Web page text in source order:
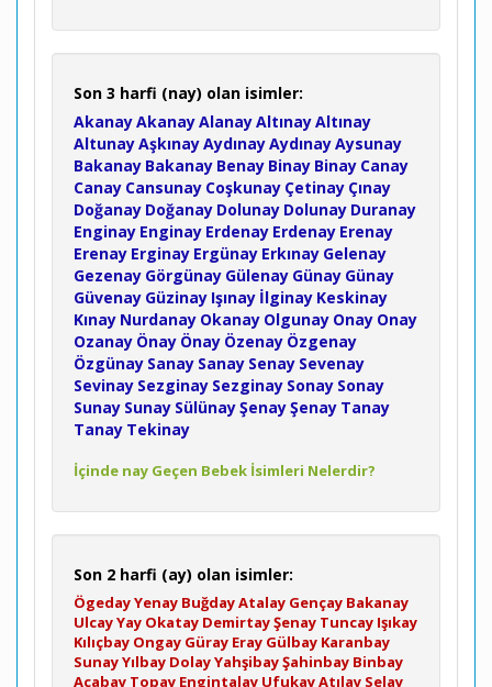
Son 3 harfi (nay) olan isimler:
AkanayAkanayAlanayAltınayAltınay
AltunayAşkınayAydınayAydınayAysunay
Bakanay Bakanay Benay Binay Binay Canay
Canay Cansunay Coşkunay Çetinay Çınay
Doğanay Doğanay Dolunay Dolunay Duranay
Enginay Enginay Erdenay Erdenay Erenay
Erenay Erginay Ergünay Erkınay Gelenay
Gezenay Görgünay Gülenay Günay Günay
Güvenay Güzinay Işınay İlginay Keskinay
Kınay Nurdanay Okanay Olgunay Onay Onay
Ozanay Önay Önay Özenay Özgenay
Özgünay Sanay Sanay Senay Sevenay
Sevinay Sezginay Sezginay Sonay Sonay
Sunay Sunay SülünayŞenayŞenay Tanay
Tanay Tekinay
İçinde nay Geçen Bebek İsimleri Nelerdir?
Son 2 harfi (ay) olan isimler:
ÖgedayYenay BuğdayAtalay Gençay Bakanay
UlcayYay Okatay DemirtayŞenay Tuncay Işıkay
Kılıçbay Ongay Güray Eray Gülbay Karanbay
SunayYılbay DolayYahşibayŞahinbay Binbay
Acabay Topay Engintalay UfukayAtılay Selay